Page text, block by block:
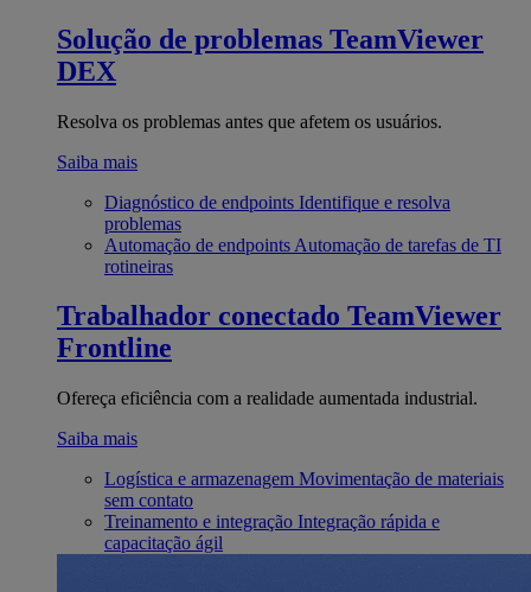
Solução de problemas TeamViewer
DEX
Resolva os problemas antes que afetem os usuários.
Saiba mais
Diagnóstico de endpoints Identifique e resolva
problemas
Automação de endpoints Automação de tarefas de TI
rotineiras
Trabalhador conectado TeamViewer
Frontline
Ofereça eficiência com a realidade aumentada industrial.
Saiba mais
Logística e armazenagem Movimentação de materiais
sem contato
Treinamento e integração Integração rápida e
capacitação ágil